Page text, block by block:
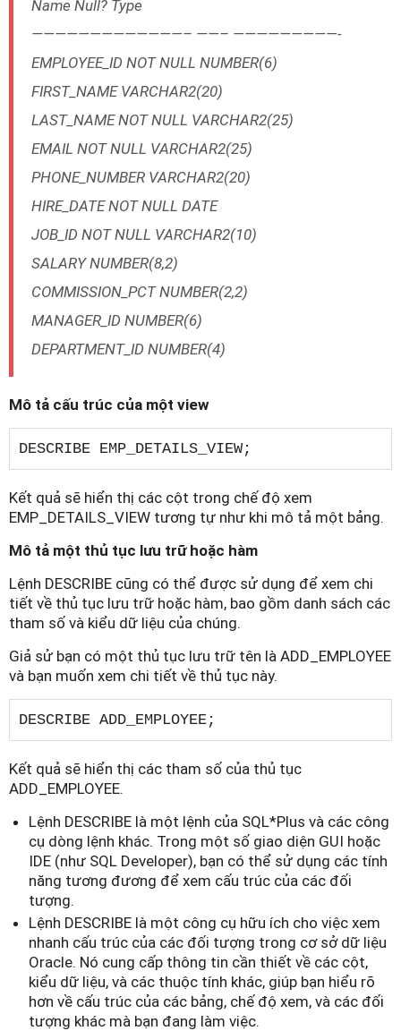
Name Null? Type
—————————————– ——– —————————-
EMPLOYEE_ID NOT NULL NUMBER(6)
FIRST_NAME VARCHAR2(20)
LAST_NAME NOT NULL VARCHAR2(25)
EMAIL NOT NULL VARCHAR2(25)
PHONE_NUMBER VARCHAR2(20)
HIRE_DATE NOT NULL DATE
JOB_ID NOT NULL VARCHAR2(10)
SALARY NUMBER(8,2)
COMMISSION_PCT NUMBER(2,2)
MANAGER_ID NUMBER(6)
DEPARTMENT_ID NUMBER(4)
Mô tả cấu trúc của một view
DESCRIBE EMP_DETAILS_VIEW;
Kết quả sẽ hiển thị các cột trong chế độ xem
EMP_DETAILS_VIEW tương tự như khi mô tả một bảng.
Mô tả một thủ tục lưu trữ hoặc hàm
Lệnh DESCRIBE cũng có thể được sử dụng để xem chi
tiết về thủ tục lưu trữ hoặc hàm, bao gồm danh sách các
tham số và kiểu dữ liệu của chúng.
Giả sử bạn có một thủ tục lưu trữ tên là ADD_EMPLOYEE
và bạn muốn xem chi tiết về thủ tục này.
DESCRIBE ADD_EMPLOYEE;
Kết quả sẽ hiển thị các tham số của thủ tục
ADD_EMPLOYEE.
Lệnh DESCRIBE là một lệnh của SQL*Plus và các công
cụ dòng lệnh khác. Trong một số giao diện GUI hoặc
IDE (như SQL Developer), bạn có thể sử dụng các tính
năng tương đương để xem cấu trúc của các đối
tượng.
Lệnh DESCRIBE là một công cụ hữu ích cho việc xem
nhanh cấu trúc của các đối tượng trong cơ sở dữ liệu
Oracle. Nó cung cấp thông tin cần thiết về các cột,
kiểu dữ liệu, và các thuộc tính khác, giúp bạn hiểu rõ
hơn về cấu trúc của các bảng, chế độ xem, và các đối
tượng khác mà bạn đang làm việc.